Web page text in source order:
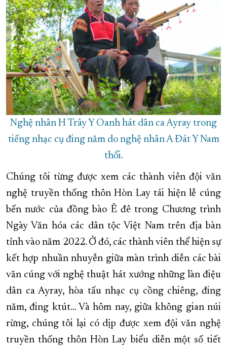
Nghệ nhân H Trây Y Oanh hát dân ca Ayray trong
tiếng nhạc cụ đing năm do nghệ nhân A Đát Y Nam
thổi.
Chúng tôi từng được xem các thành viên đội văn
nghệ truyền thống thôn Hòn Lay tái hiện lễ cúng
bến nước của đồng bào Ê đê trong Chương trình
Ngày Văn hóa các dân tộc Việt Nam trên địa bàn
tỉnh vào năm 2022. Ở đó, các thành viên thể hiện sự
kết hợp nhuần nhuyễn giữa màn trình diễn các bài
văn cúng với nghệ thuật hát xướng những làn điệu
dân ca Ayray, hòa tấu nhạc cụ cồng chiêng, đing
năm, đing ktút… Và hôm nay, giữa không gian núi
rừng, chúng tôi lại có dịp được xem đội văn nghệ
truyền thống thôn Hòn Lay biểu diễn một số tiết